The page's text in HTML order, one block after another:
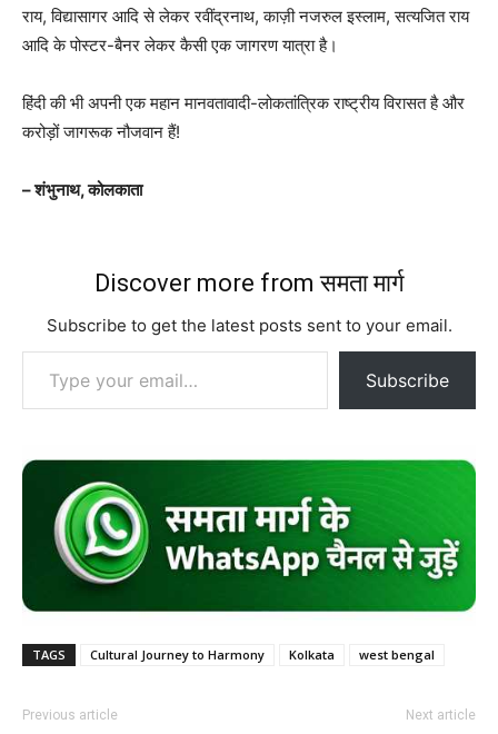
राय, विद्यासागर आदि से लेकर रवींद्रनाथ, काज़ी नजरुल इस्लाम, सत्यजित राय
आदि के पोस्टर-बैनर लेकर कैसी एक जागरण यात्रा है।
हिंदी की भी अपनी एक महान मानवतावादी-लोकतांत्रिक राष्ट्रीय विरासत है और
करोड़ों जागरूक नौजवान हैं!
– शंभुनाथ, कोलकाता
Discover more from समता मार्ग
Subscribe to get the latest posts sent to your email.
Type your email…
Subscribe
TAGS Cultural Journey to Harmony Kolkata west bengal
Previous article Next article